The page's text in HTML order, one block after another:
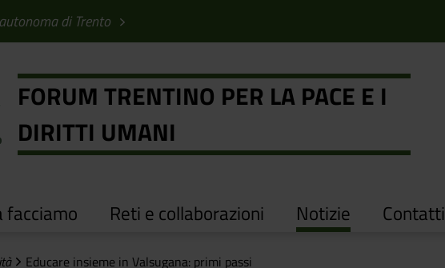
di Trento
FORUM TRENTINO PER LA PACE E I
DIRITTI UMANI
facciamo Reti e collaborazioni Notizie Contatti
Educare insieme in Valsugana: primi passi